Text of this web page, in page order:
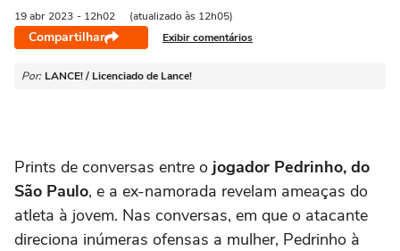
19 abr 2023 - 12h02 (atualizado às 12h05)
Compartilhar Exibir comentários
Por: LANCE! / Licenciado de Lance!
Prints de conversas entre o jogador Pedrinho, do
São Paulo, e a ex-namorada revelam ameaças do
atleta à jovem. Nas conversas, em que o atacante
direciona inúmeras ofensas a mulher, Pedrinho à